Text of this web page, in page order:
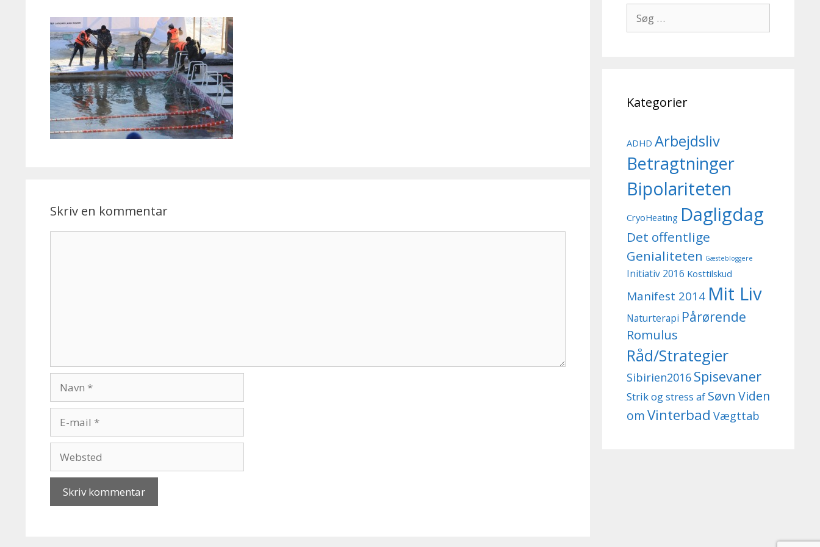
Skriv en kommentar
mail
efter:
Kategorier
ADHD Arbejdsliv
Betragtninger
Bipolariteten
CryoHeating Dagligdag
Det offentlige
Genialiteten Gæstebloggere
Initiativ 2016 Kosttilskud
Manifest 2014 Mit Liv
Naturterapi Pårørende
Romulus
Råd/Strategier
Sibirien2016 Spisevaner
Strik og stress af Søvn Viden
omVinterbad Vægttab